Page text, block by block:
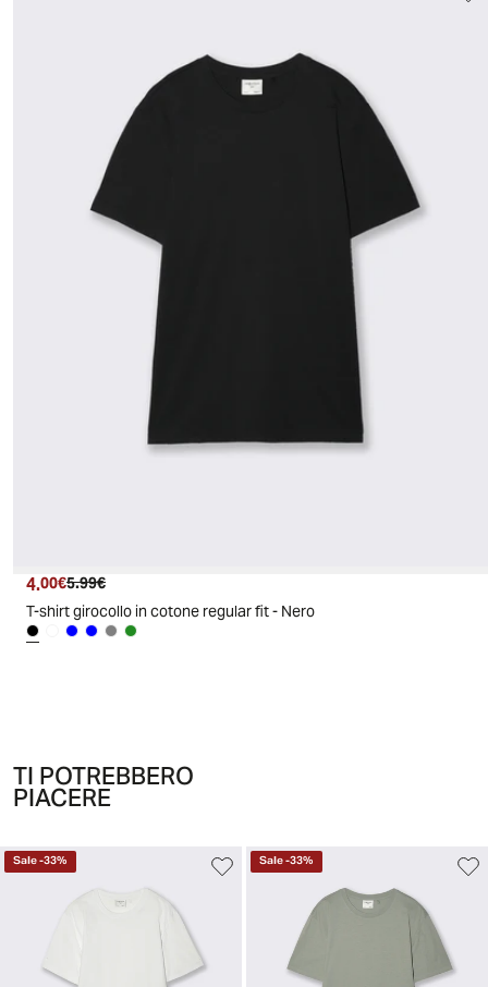
Prezzo attuale
4.00€ Prezzo originale
5.99€
T-shirt girocollo in cotone regular fit - Nero
TI POTREBBERO
PIACERE
Sale-33% Sale-33%